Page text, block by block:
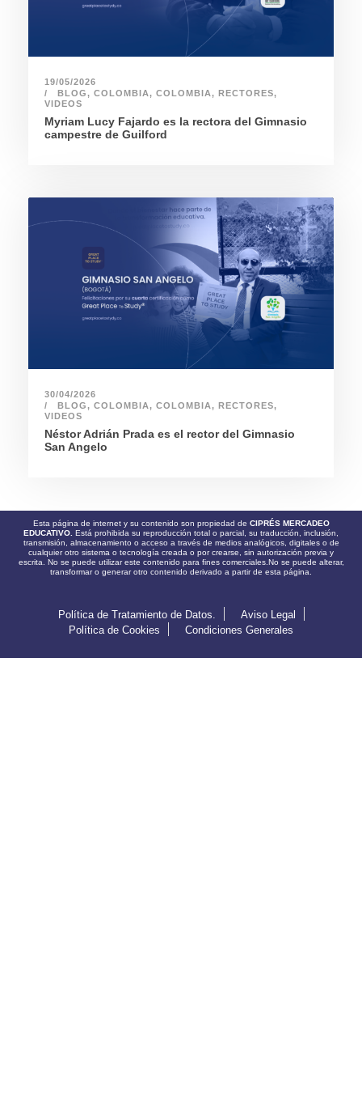
19/05/2026
BLOG, COLOMBIA, COLOMBIA, RECTORES,
VIDEOS
Myriam Lucy Fajardo es la rectora del Gimnasio
campestre de Guilford
30/04/2026
BLOG, COLOMBIA, COLOMBIA, RECTORES,
VIDEOS
Néstor Adrián Prada es el rector del Gimnasio
San Angelo
Esta página de internet y su contenido son propiedad de CIPRÉS MERCADEO
EDUCATIVO. Está prohibida su reproducción total o parcial, su traducción, inclusión,
transmisión, almacenamiento o acceso a través de medios analógicos, digitales o de
cualquier otro sistema o tecnología creada o por crearse, sin autorización previa y
escrita. No se puede utilizar este contenido para fines comerciales.No se puede alterar,
transformar o generar otro contenido derivado a partir de esta página.
Política de Tratamiento de Datos.
Aviso Legal
Política de Cookies
Condiciones Generales